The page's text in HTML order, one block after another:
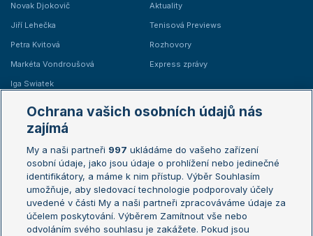
Novak Djokovič
Jiří Lehečka
Petra Kvitová
Markéta Vondroušová
Iga Swiatek
Aktuality
Tenisová Previews
Rozhovory
Express zprávy
Žebříčky
Žebříček ATP (muži)
Žebříček WTA (ženy)
Sázkařský žebříček
Australian Open
French Open
Wimbledon
US Open
Turnaj mistrů
Ochrana vašich osobních údajů nás
zajímá
My a naši partneři 997 ukládáme do vašeho zařízení
osobní údaje, jako jsou údaje o prohlížení nebo jedinečné
identifikátory, a máme k nim přístup. Výběr Souhlasím
umožňuje, aby sledovací technologie podporovaly účely
uvedené v části My a naši partneři zpracováváme údaje za
účelem poskytování. Výběrem Zamítnout vše nebo
odvoláním svého souhlasu je zakážete. Pokud jsou